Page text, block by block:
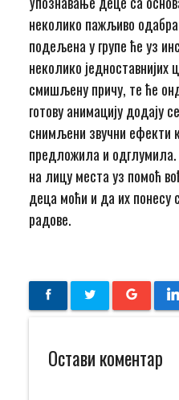
неколико пажљиво
подељена у групе ће уз
неколико једноставнијих
смишљену причу, те ће
готову анимацију додају
снимљени звучни ефекти
предложила и
на лицу места уз помоћ
деца моћи и да их понесу
радове.
Остави коментар